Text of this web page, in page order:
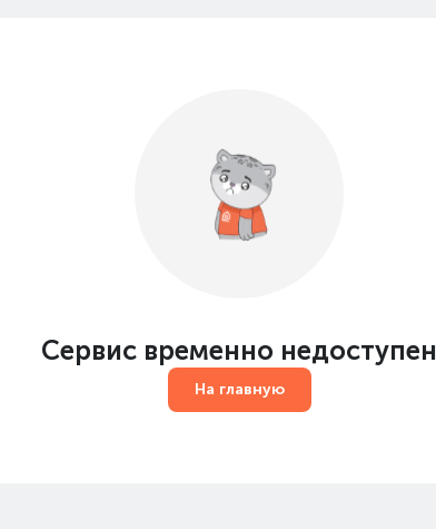
Сервис временно недоступен
На главную